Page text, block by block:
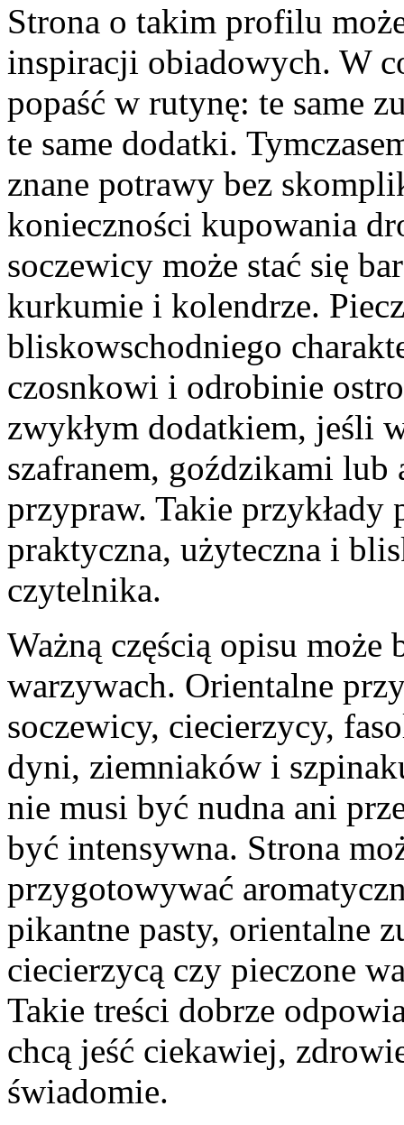
Strona o takim profilu
inspiracji obiadowych. W
popaść w rutynę: te same
te same dodatki.
znane potrawy bez
konieczności kupowania
soczewicy może stać się
kurkumie i kolendrze.
bliskowschodniego
czosnkowi i odrobinie
zwykłym dodatkiem, jeśli
szafranem, goździkami lub
przypraw. Takie przykłady
praktyczna, użyteczna i
czytelnika.
Ważną częścią opisu może
warzywach. Orientalne
soczewicy, ciecierzycy,
dyni, ziemniaków i
nie musi być nudna ani
być intensywna. Strona
przygotowywać
pikantne pasty, orientalne
ciecierzycą czy pieczone
Takie treści dobrze
chcą jeść ciekawiej,
świadomie.